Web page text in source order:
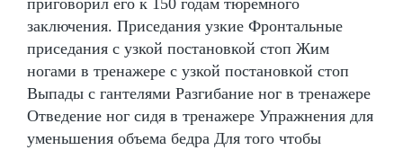
заключения. Приседания узкие Фронтальные
приседания с узкой постановкой стоп Жим
ногами в тренажере с узкой постановкой стоп
Выпады с гантелями Разгибание ног в тренажере
Отведение ног сидя в тренажере Упражнения для
уменьшения объема бедра Для того чтобы